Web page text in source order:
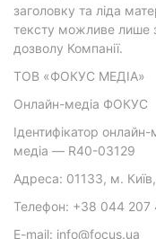
заголовку та ліда
тексту можливе лише
дозволу Компанії.
ТОВ «ФОКУС МЕДІА»
Онлайн-медіа ФОКУС
Ідентифікатор онлайн-
медіа — R40-03129
Адреса: 01133, м.
Телефон: +38 044 207
E-mail: info@focus.ua